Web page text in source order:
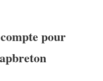
pour